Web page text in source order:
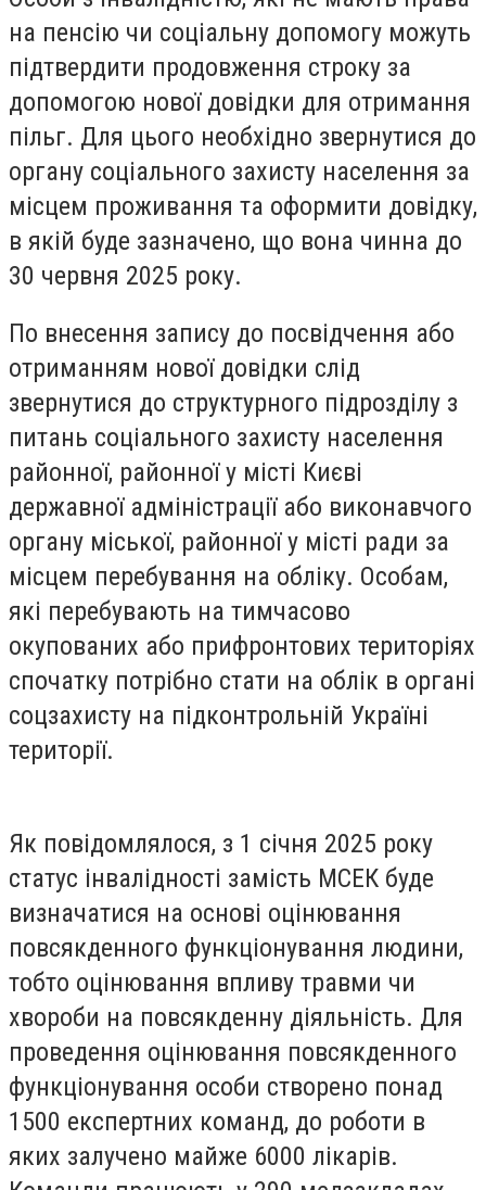
на пенсію чи соціальну допомогу можуть
підтвердити продовження строку за
допомогою нової довідки для отримання
пільг. Для цього необхідно звернутися до
органу соціального захисту населення за
місцем проживання та оформити довідку,
в якій буде зазначено, що вона чинна до
30 червня 2025 року.
По внесення запису до посвідчення або
отриманням нової довідки слід
звернутися до структурного підрозділу з
питань соціального захисту населення
районної, районної у місті Києві
державної адміністрації або виконавчого
органу міської, районної у місті ради за
місцем перебування на обліку. Особам,
які перебувають на тимчасово
окупованих або прифронтових територіях
спочатку потрібно стати на облік в органі
соцзахисту на підконтрольній Україні
території.
Як повідомлялося, з 1 січня 2025 року
статус інвалідності замість МСЕК буде
визначатися на основі оцінювання
повсякденного функціонування людини,
тобто оцінювання впливу травми чи
хвороби на повсякденну діяльність. Для
проведення оцінювання повсякденного
функціонування особи створено понад
1500 експертних команд, до роботи в
яких залучено майже 6000 лікарів.